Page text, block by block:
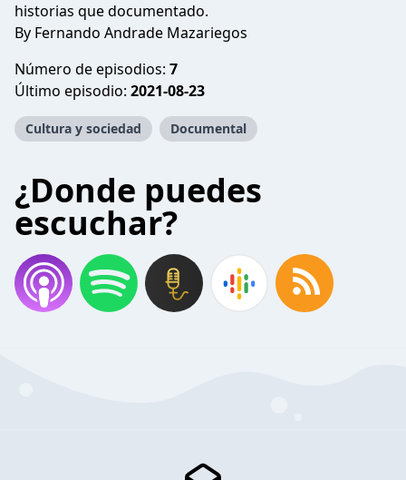
historias que documentado.
By Fernando Andrade Mazariegos
Número de episodios: 7
Último episodio: 2021-08-23
Cultura y sociedad Documental
¿Donde puedes
escuchar?